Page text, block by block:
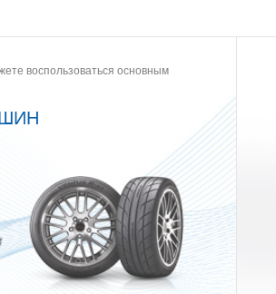
воспользоваться основным